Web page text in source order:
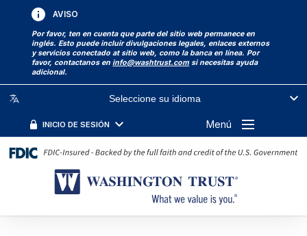
AVISO
Por favor, ten en cuenta que parte del sitio web permanece en
inglés. Esto puede incluir divulgaciones legales, enlaces externos
y servicios conectado at sitio web, como la banca en línea. Por
favor, contactanos eninfo@washtrust.com si necesitas ayuda
adicional.
Seleccione su idioma
INICIO DE SESIÓN Menú